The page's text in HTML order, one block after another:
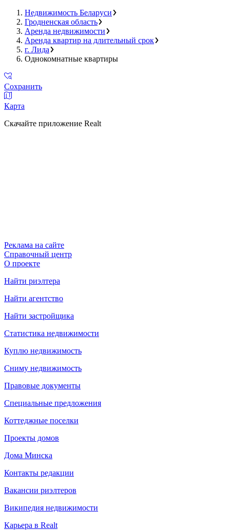
Недвижимость Беларуси
Гродненская область
Аренда недвижимости
Аренда квартир на длительный срок
г. Лида
Однокомнатные квартиры
Сохранить
Карта
Скачайте приложение Realt
Реклама на сайте
Справочный центр
О проекте
Найти риэлтера
Найти агентство
Найти застройщика
Статистика недвижимости
Куплю недвижимость
Сниму недвижимость
Правовые документы
Специальные предложения
Коттеджные поселки
Проекты домов
Дома Минска
Контакты редакции
Вакансии риэлтеров
Википедия недвижимости
Карьера в Realt